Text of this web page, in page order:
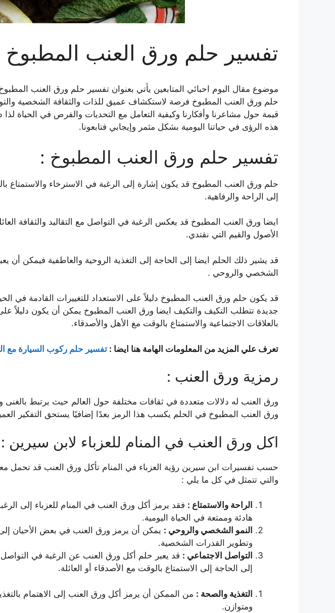
تفسير حلم ورق العنب المطبوخ
موضوع مقال اليوم احبائي المتابعين يأتي بعنوان تفسير حلم ورق العنب
حلم ورق العنب المطبوخ فرصة لاستكشاف عميق للذات والثقافة الشخصية
قيمة حول مشاعرنا وأفكارنا وكيفية التعامل مع التحديات والفرص في الحياة
هذه الرؤى في حياتنا اليومية بشكل مثمر وإيجابي فتابعونا.
تفسير حلم ورق العنب المطبوخ :
حلم ورق العنب المطبوخ قد يكون إشارة إلى الرغبة في الاسترخاء والاستمتاع
إلى الراحة والرفاهية.
ايضا ورق العنب المطبوخ قد يعكس الرغبة في التواصل مع التقاليد والثقافة
الأصول والقيم التي نقتدي.
قد يشير ذلك الحلم ايضا إلى الحاجة إلى التغذية الروحية والعاطفية فيمكن
الشخصي والروحي .
قد يكون حلم ورق العنب المطبوخ دليلاً على الاستعداد للتغييرات القادمة في
جديدة تتطلب التكيف والتكيف ايضا ورق العنب المطبوخ يمكن أن يكون دليلاً
بالعلاقات الاجتماعية والاستمتاع بالوقت مع الأهل والأصدقاء.
تعرف علي المزيد من المعلومات الهامة هنا ايضا : تفسير حلم ركوب السيارة مع
رمزية ورق العنب :
ورق العنب له دلالات متعددة في ثقافات مختلفة حول العالم حيث يرتبط بالغنى
ورق العنب المطبوخ في الحلم يكسب هذا الرمز بعدًا إضافيًا يستحق التفكير
اكل ورق العنب في المنام للعزباء لابن سيرين :
حسب تفسيرات ابن سيرين رؤية العزباء في المنام تأكل ورق العنب قد تحمل
والتي تتمثل في كل ما يلي :
الراحة والاستمتاع : فقد يرمز أكل ورق العنب في المنام للعزباء إلى
هادئة وممتعة في الحياة اليومية.
النمو الشخصي والروحي : يمكن أن يرمز ورق العنب في بعض الأحيان إلى
وتطوير القدرات الشخصية.
التواصل الاجتماعي : قد يعبر حلم أكل ورق العنب عن الرغبة في التواصل
إلى الحاجة إلى الاستمتاع بالوقت مع الأصدقاء أو العائلة.
التغذية والصحة : من الممكن أن يرمز أكل ورق العنب إلى الاهتمام
ومتوازن.